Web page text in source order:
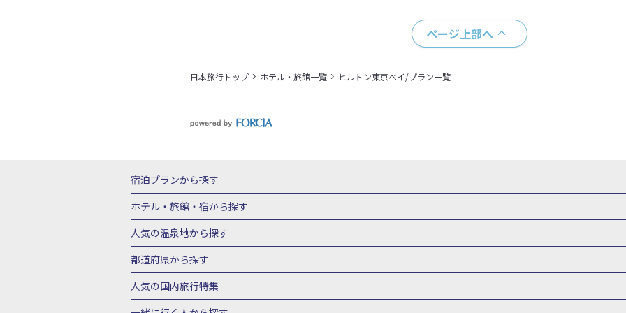
ページ上部へ
日本旅行トップ ホテル・旅館一覧 ヒルトン東京ベイ/プラン一覧
宿泊プランから探す
北海道
東北 青森県
栃木県
群馬県 北陸 富山県 石川県 福井県 甲信越 山梨県 新潟県 長野県 東海 静岡県
三重県
近畿 滋賀県 京都府 大阪府 兵庫県 奈良県 和歌山県 四国 徳島県 高知県 香川県
岡山県
広島県
ホテル・旅館・宿から探す
北海道ホテル・旅館
山形県ホテル・旅館
福島県ホテル・旅館 東京都ホテル・旅館 神奈川県ホテル・旅館
埼玉県ホ
千葉県ホテル・旅館
茨城県ホテル・旅館 栃木県ホテル・旅館 群馬県ホテル・旅館
富山県ホテ
石川県ホテル・旅館
静岡県ホテル・旅館
人気の温泉地から探す
北海道
湯の川温泉(北海道)
川湯温泉(北海道)
層雲峡温泉(北海道) 知床温泉(北海道) 東北 花巻温泉(岩手) 蔵王温泉(山形)
かみ
鳴子温泉(宮城)
秋保温泉(宮城) 飯坂温泉(福島) 北陸 和倉温泉(石川) 宇奈月温泉(富山) あわら温泉(
都道府県から探す
北海道旅行・ツアー
山形旅行・ツアー
福島旅行・ツアー 関東 東京旅行・ツアー 神奈川旅行・ツアー 埼玉旅行・ツアー
人気の国内旅行特集
東京ディズニーリゾート®への旅